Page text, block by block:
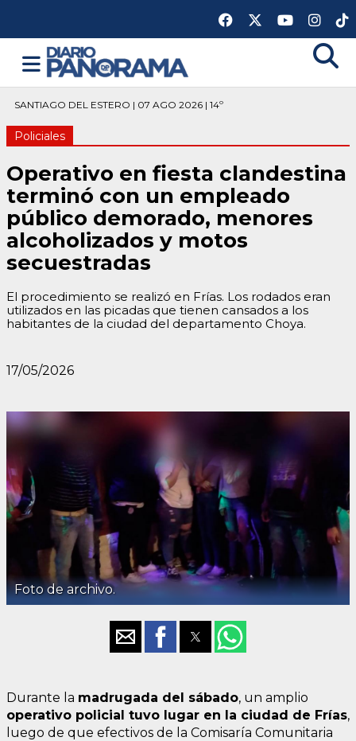
SANTIAGO DEL ESTERO | 07 AGO 2026 | 14º
Policiales
Operativo en fiesta clandestina
terminó con un empleado
público demorado, menores
alcoholizados y motos
secuestradas
El procedimiento se realizó en Frías. Los rodados eran
utilizados en las picadas que tienen cansados a los
habitantes de la ciudad del departamento Choya.
17/05/2026
Foto de archivo.
Durante la madrugada del sábado, un amplio
operativo policial tuvo lugar en la ciudad de Frías,
luego de que efectivos de la Comisaría Comunitaria